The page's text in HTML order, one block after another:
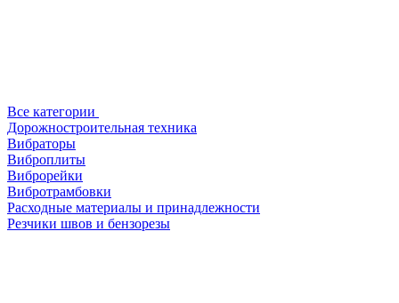
Все категории
Дорожностроительная техника
Вибраторы
Виброплиты
Виброрейки
Вибротрамбовки
Расходные материалы и принадлежности
Резчики швов и бензорезы